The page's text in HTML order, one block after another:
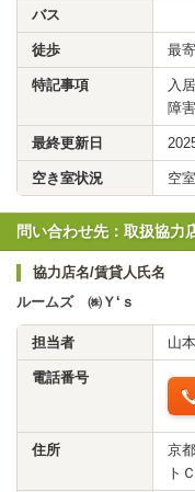
バス
徒歩 最
特記事項
入
障
最終更新日
空き室状況 空
問い合わせ先：取扱協力
協力店名/賃貸人氏名
ルームズ ㈱Ｙ‘ｓ
担当者 山
電話番号
住所
京
ト